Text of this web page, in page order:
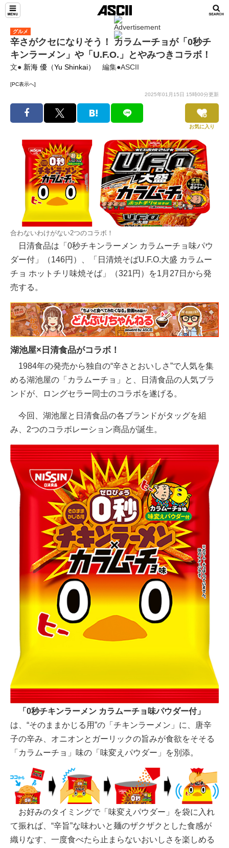
グルメ
辛さがクセになりそう！ カラムーチョが「0秒チ
キンラーメン」や「U.F.O.」とやみつきコラボ！
文● 新海 優（Yu Shinkai） 編集●ASCII
[PC表示へ]
2025年01月15日 15時00分更新
お気に入り
合わないわけがない2つのコラボ！
日清食品は「0秒チキンラーメン カラムーチョ味パウ
ダー付」（146円）、「日清焼そばU.F.O.大盛 カラムー
チョ ホットチリ味焼そば」（321円）を1月27日から発
売する。
湖池屋×日清食品がコラボ！
1984年の発売から独自の“辛さとおいしさ”で人気を集
める湖池屋の「カラムーチョ」と、日清食品の人気ブラ
ンドが、ロングセラー同士のコラボを遂げる。
今回、湖池屋と日清食品の各ブランドがタッグを組
み、2つのコラボレーション商品が誕生。
「0秒チキンラーメン カラムーチョ味パウダー付」
は、“そのままかじる用”の「チキンラーメン」に、唐辛
子の辛み、オニオンとガーリックの旨みが食欲をそそる
「カラムーチョ」味の「味変えパウダー」を別添。
お好みのタイミングで「味変えパウダー」を袋に入れ
て振れば、“辛旨”な味わいと麺のザクザクとした食感が
織りなす、一度食べたら止まらないおいしさを楽しめる